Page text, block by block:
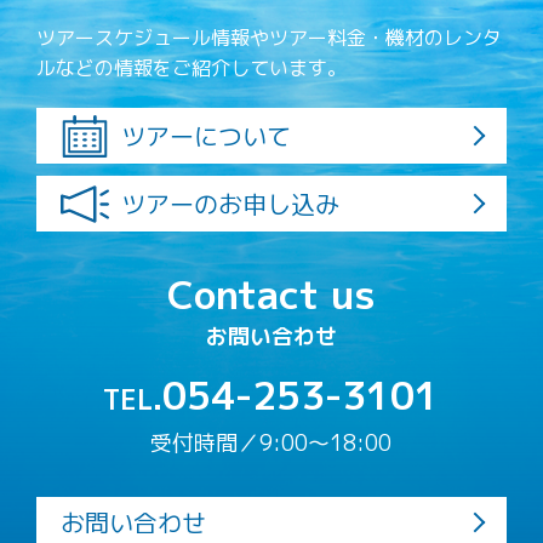
ツアースケジュール情報やツアー料金・機材のレンタ
ルなどの情報をご紹介しています。
ツアーについて
ツアーのお申し込み
Contact us
お問い合わせ
TEL.054-253-3101
受付時間／9:00〜18:00
お問い合わせ